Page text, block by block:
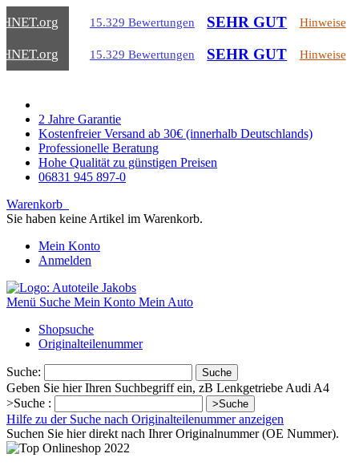
.org 15.329 Bewertungen SEHR GUT Hinweise
.org 15.329 Bewertungen SEHR GUT Hinweise
2 Jahre Garantie
Kostenfreier Versand ab 30€ (innerhalb Deutschlands)
Professionelle Beratung
Hohe Qualität zu günstigen Preisen
06831 945 897-0
Warenkorb
Sie haben keine Artikel im Warenkorb.
Mein Konto
Anmelden
Menü Suche Mein Konto Mein Auto
Shopsuche
Originalteilenummer
Suche: Suche
Geben Sie hier Ihren Suchbegriff ein, zB Lenkgetriebe Audi A4
>Suche :
>Suche
Hilfe zu der Suche nach Originalteilenummer anzeigen
Suchen Sie hier direkt nach Ihrer Originalnummer (OE Nummer).